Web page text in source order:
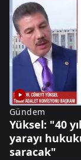
Gündem
Yüksel: "40
yarayı
saracak"